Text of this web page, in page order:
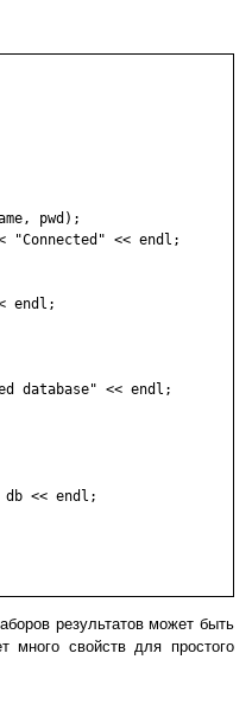
pwd);
"Connected" << endl;
endl;
database" << endl;
<< endl;
результатов может быть
много свойств для простого